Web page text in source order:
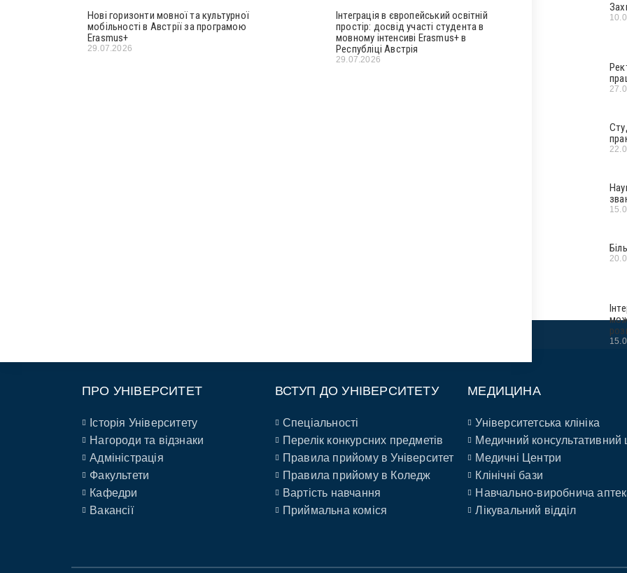
Нові горизонти мовної та культурної
мобільності в Австрії за програмою
Erasmus+
29.07.2026
Інтеграція в європейський освітній
простір: досвід участі студента в
мовному інтенсиві Erasmus+ в
Республіці Австрія
29.07.2026
ПРО УНІВЕРСИТЕТ
Історія Університету
Нагороди та відзнаки
Адміністрація
Факультети
Кафедри
Вакансії
ВСТУП ДО УНІВЕРСИТЕТУ
Спеціальності
Перелік конкурсних предметів
Правила прийому в Університет
Правила прийому в Коледж
Вартість навчання
Приймальна коміся
МЕДИЦИНА
Університетська клініка
Медичний консультативний
Медичні Центри
Клінічні бази
Навчально-виробнича
Лікувальний відділ